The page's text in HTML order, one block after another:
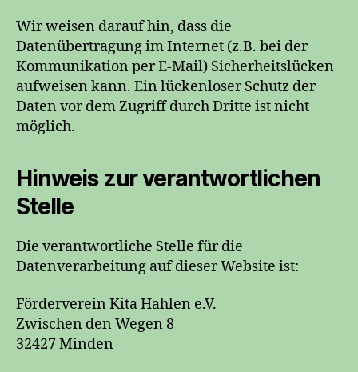
Wir weisen darauf hin, dass die
Datenübertragung im Internet (z.B. bei der
Kommunikation per E-Mail) Sicherheitslücken
aufweisen kann. Ein lückenloser Schutz der
Daten vor dem Zugriff durch Dritte ist nicht
möglich.
Hinweis zur verantwortlichen
Stelle
Die verantwortliche Stelle für die
Datenverarbeitung auf dieser Website ist:
Förderverein Kita Hahlen e.V.
Zwischen den Wegen 8
32427 Minden